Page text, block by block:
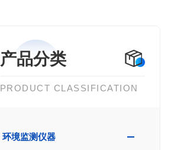
产品分类
PRODUCT CLASSIFICATION
环境监测仪器